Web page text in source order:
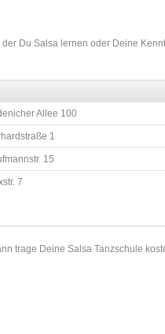
Du Salsa lernen oder Deine
Allee 100
1
15
7
trage Deine Salsa Tanzschule